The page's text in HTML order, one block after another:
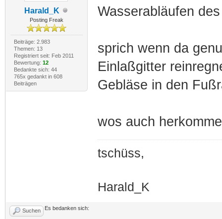
Harald_K
Posting Freak
Beiträge: 2.983
Themen: 13
Registriert seit: Feb 2011
Bewertung: 12
Bedankte sich: 44
765x gedankt in 608
Beiträgen
Wasserabläufen
sprich wenn da
Einlaßgitter
Gebläse in den
wos auch
tschüss,
Harald_K
Suchen Es bedanken sich: